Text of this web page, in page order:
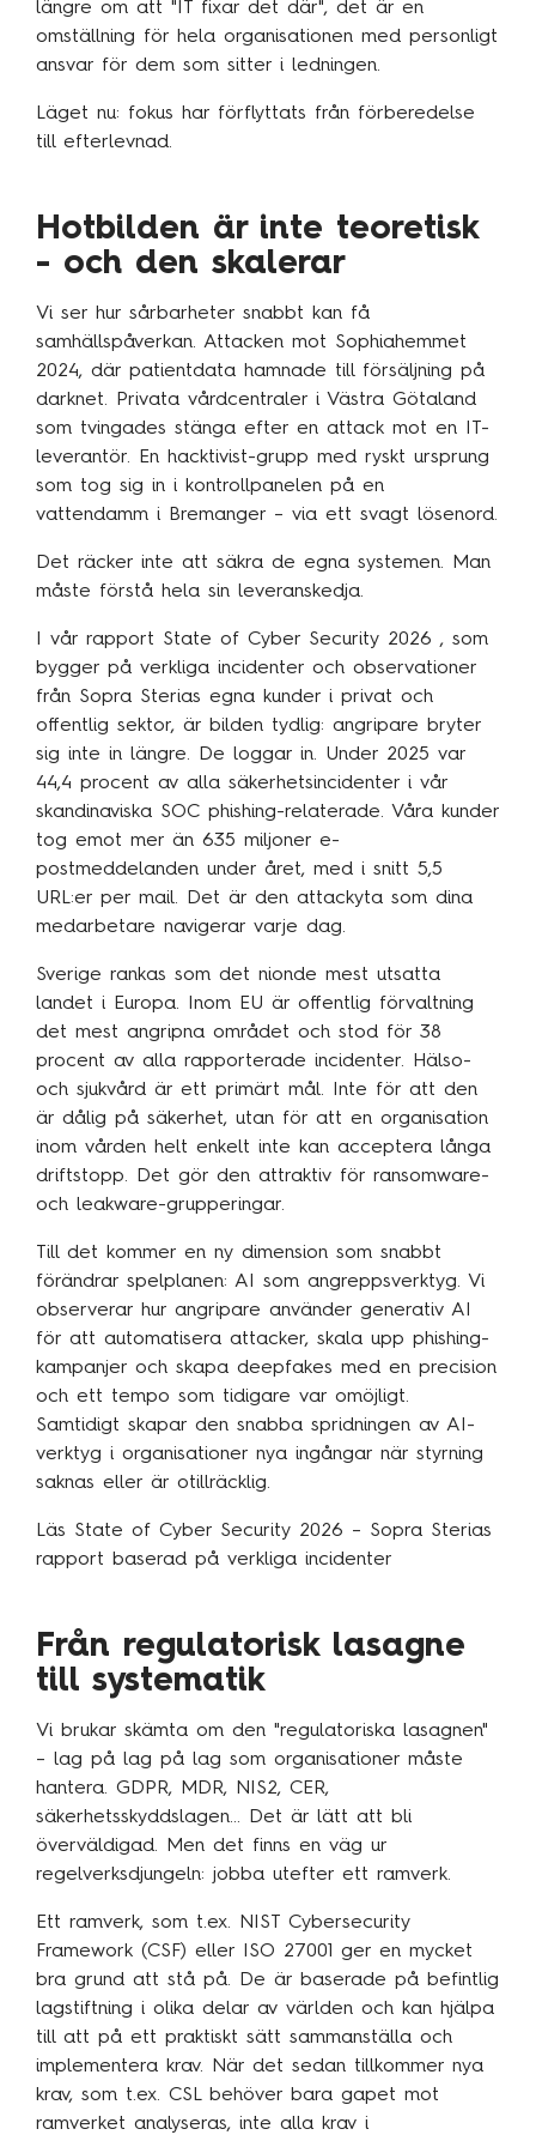
Meet the team
Aktuellt
Insikter
Event & webinars
Pressmeddelanden
Rapporter
Det digitala undret
Kontakta oss
längre om att "IT fixar det där", det är en
omställning för hela organisationen med personligt
ansvar för dem som sitter i ledningen.
Läget nu: fokus har förflyttats från förberedelse
till efterlevnad.
Hotbilden är inte teoretisk
- och den skalerar
Vi ser hur sårbarheter snabbt kan få
samhällspåverkan. Attacken mot Sophiahemmet
2024, där patientdata hamnade till försäljning på
darknet. Privata vårdcentraler i Västra Götaland
som tvingades stänga efter en attack mot en IT-
leverantör. En hacktivist-grupp med ryskt ursprung
som tog sig in i kontrollpanelen på en
vattendamm i Bremanger – via ett svagt lösenord.
Det räcker inte att säkra de egna systemen. Man
måste förstå hela sin leveranskedja.
I vår rapport State of Cyber Security 2026 , som
bygger på verkliga incidenter och observationer
från Sopra Sterias egna kunder i privat och
offentlig sektor, är bilden tydlig: angripare bryter
sig inte in längre. De loggar in. Under 2025 var
44,4 procent av alla säkerhetsincidenter i vår
skandinaviska SOC phishing-relaterade. Våra kunder
tog emot mer än 635 miljoner e-
postmeddelanden under året, med i snitt 5,5
URL:er per mail. Det är den attackyta som dina
medarbetare navigerar varje dag.
Sverige rankas som det nionde mest utsatta
landet i Europa. Inom EU är offentlig förvaltning
det mest angripna området och stod för 38
procent av alla rapporterade incidenter. Hälso-
och sjukvård är ett primärt mål. Inte för att den
är dålig på säkerhet, utan för att en organisation
inom vården helt enkelt inte kan acceptera långa
driftstopp. Det gör den attraktiv för ransomware-
och leakware-grupperingar.
Till det kommer en ny dimension som snabbt
förändrar spelplanen: AI som angreppsverktyg. Vi
observerar hur angripare använder generativ AI
för att automatisera attacker, skala upp phishing-
kampanjer och skapa deepfakes med en precision
och ett tempo som tidigare var omöjligt.
Samtidigt skapar den snabba spridningen av AI-
verktyg i organisationer nya ingångar när styrning
saknas eller är otillräcklig.
Läs State of Cyber Security 2026 – Sopra Sterias
rapport baserad på verkliga incidenter
Från regulatorisk lasagne
till systematik
Vi brukar skämta om den "regulatoriska lasagnen"
– lag på lag på lag som organisationer måste
hantera. GDPR, MDR, NIS2, CER,
säkerhetsskyddslagen… Det är lätt att bli
överväldigad. Men det finns en väg ur
regelverksdjungeln: jobba utefter ett ramverk.
Ett ramverk, som t.ex. NIST Cybersecurity
Framework (CSF) eller ISO 27001 ger en mycket
bra grund att stå på. De är baserade på befintlig
lagstiftning i olika delar av världen och kan hjälpa
till att på ett praktiskt sätt sammanställa och
implementera krav. När det sedan tillkommer nya
krav, som t.ex. CSL behöver bara gapet mot
ramverket analyseras, inte alla krav i